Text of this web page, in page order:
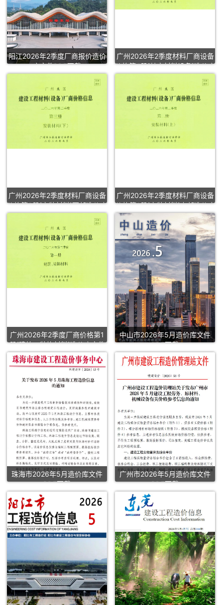
阳江2026年2季度厂商报价造价
库文件PDF下载
广州2026年2季度材料厂商设备
价格第4册[其它材料设备]造价库
文件PDF下载
广州2026年2季度材料厂商设备
价格第3册[安装材料]下部造价库
文件PDF扫描件下载
广州2026年2季度材料厂商设备
价格第2册[安装材料]上部造价库
文件PDF下载
广州2026年2季度厂商价格第1
册[建筑、装饰材料]造价库文件
PDF扫描件下载
中山市2026年5月造价库文件
PDF下载
珠海市2026年5月造价库文件
PDF下载
广州市2026年5月造价库文件
PDF下载